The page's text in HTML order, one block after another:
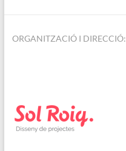
ORGANITZACIÓ I DIRECCIÓ: